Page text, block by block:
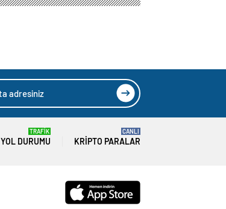
YOL DURUMU
TRAFİK
KRIPTO PARALAR
CANLI